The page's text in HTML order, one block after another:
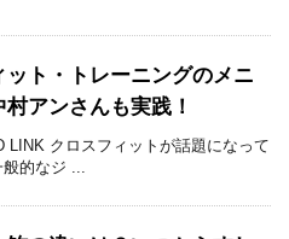
ット・トレーニングのメニ
アンさんも実践！
LINK クロスフィットが話題になって
般的なジ ...